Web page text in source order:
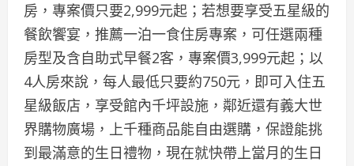
房，專案價只要2,999元起；若想要享受五星級的
餐飲饗宴，推薦一泊一食住房專案，可任選兩種
房型及含自助式早餐2客，專案價3,999元起；以
4人房來說，每人最低只要約750元，即可入住五
星級飯店，享受館內千坪設施，鄰近還有義大世
界購物廣場，上千種商品能自由選購，保證能挑
到最滿意的生日禮物，現在就快帶上當月的生日